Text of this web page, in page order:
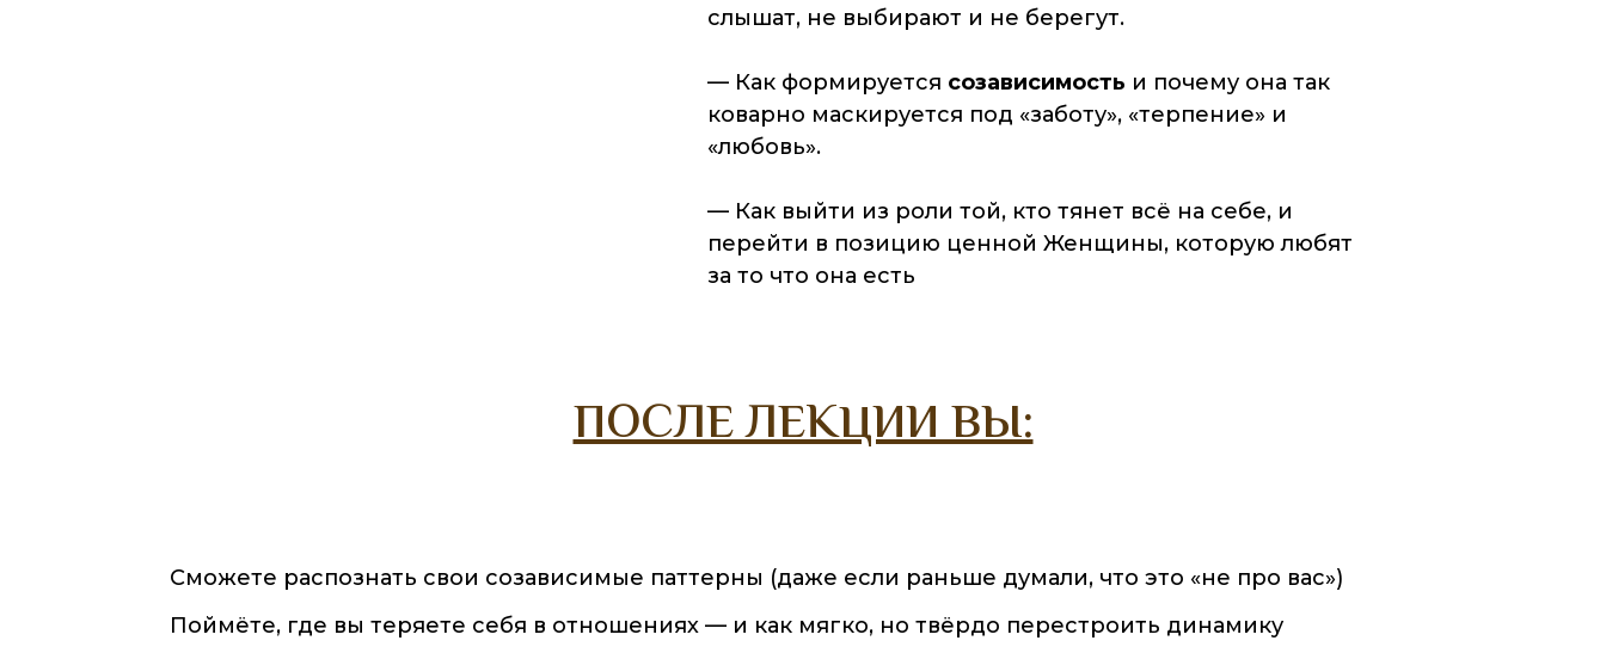
слышат, не выбирают и не берегут.
— Как формируется созависимость и почему она так
коварно маскируется под «заботу», «терпение» и
«любовь».
— Как выйти из роли той, кто тянет всё на себе, и
перейти в позицию ценной Женщины, которую любят
за то что она есть
ПОСЛЕ ЛЕКЦИИ ВЫ:
Сможете распознать свои созависимые паттерны (даже если раньше думали, что это «не про вас»)
Поймёте, где вы теряете себя в отношениях — и как мягко, но твёрдо перестроить динамику